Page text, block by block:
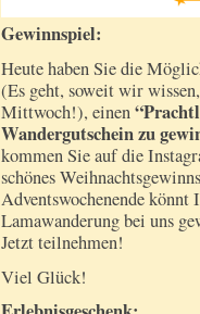
Gewinnspiel:
Heute haben Sie die
(Es geht, soweit wir
Mittwoch!), einen
Wandergutschein zu
kommen Sie auf die
schönes
Adventswochenende
Lamawanderung bei uns
Jetzt teilnehmen!
Viel Glück!